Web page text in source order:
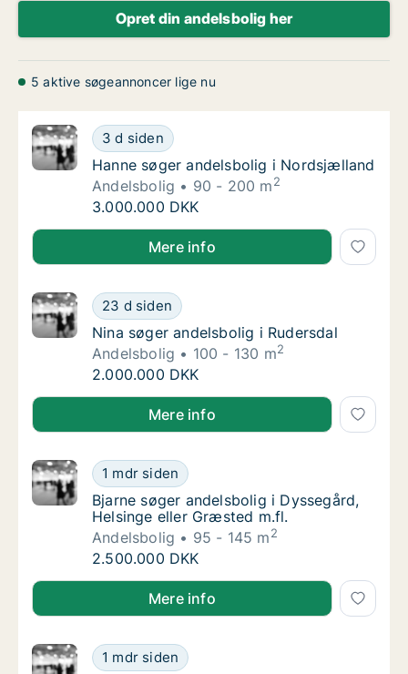
Opret din andelsbolig her
5 aktive søgeannoncer lige nu
Hanne søger andelsbolig i Nordsjælland
3 d siden
Hanne søger andelsbolig i Nordsjælland
Hanne søger andelsbolig i Nordsjælland
Andelsbolig
90 - 200 m2
Hanne søger andelsbolig i Nordsjælland
3.000.000 DKK
Hanne søger andelsbolig i Nordsjælland
Mere info
Nina søger andelsbolig i Rudersdal
23 d siden
Nina søger andelsbolig i Rudersdal
Nina søger andelsbolig i Rudersdal
Andelsbolig
100 - 130 m2
Nina søger andelsbolig i Rudersdal
2.000.000 DKK
Nina søger andelsbolig i Rudersdal
Mere info
Bjarne søger andelsbolig i Dyssegård,
1 mdr siden
Bjarne søger andelsbolig i Dyssegård,
Bjarne søger andelsbolig i Dyssegård,
Helsinge eller Græsted m.fl.
Andelsbolig
95 - 145 m2
Bjarne søger andelsbolig i Dyssegård,
2.500.000 DKK
Bjarne søger andelsbolig i Dyssegård, Helsinge
Mere info
Jeg søger andelsbolig i Klampenborg,
1 mdr siden